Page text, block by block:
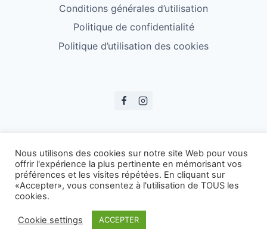
Conditions générales d’utilisation
Politique de confidentialité
Politique d’utilisation des cookies
Nous utilisons des cookies sur notre site Web pour vous
offrir l'expérience la plus pertinente en mémorisant vos
préférences et les visites répétées. En cliquant sur
«Accepter», vous consentez à l'utilisation de TOUS les
cookies.
Cookie settings ACCEPTER